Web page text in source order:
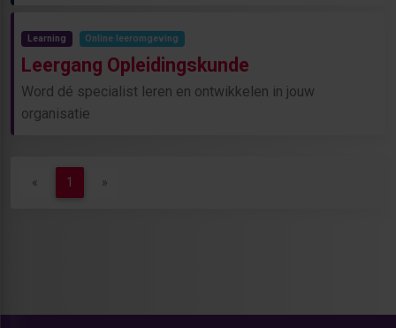
Learning Online leeromgeving
Leergang Opleidingskunde
Word dé specialist leren en ontwikkelen in jouw
organisatie
« 1 (current)
»